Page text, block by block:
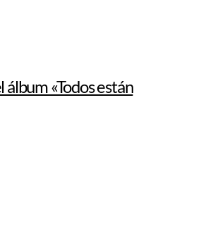
«Todos están